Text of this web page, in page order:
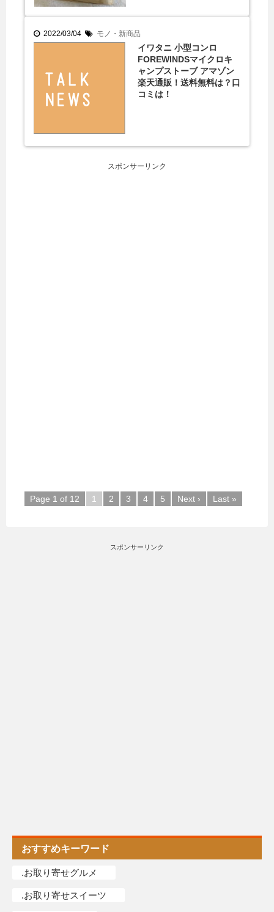
2022/03/04 モノ・新商品
イワタニ 小型コンロ
FOREWINDSマイクロキ
ャンプストーブ アマゾン
楽天通販！送料無料は？口
コミは！
スポンサーリンク
Page 1 of 12 1 2 3 4 5 Next › Last »
スポンサーリンク
おすすめキーワード
.お取り寄せグルメ
.お取り寄せスイーツ